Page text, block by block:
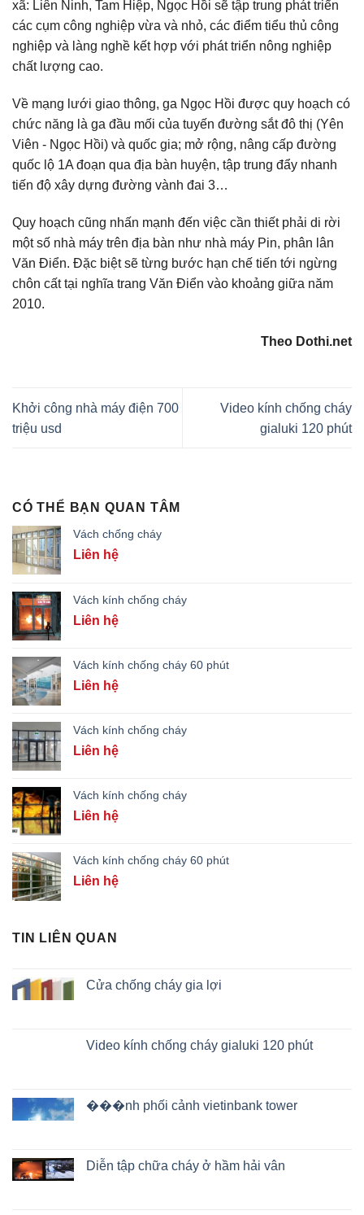
xã: Liên Ninh, Tam Hiệp, Ngọc Hồi sẽ tập trung phát triển
các cụm công nghiệp vừa và nhỏ, các điểm tiểu thủ công
nghiệp và làng nghề kết hợp với phát triển nông nghiệp
chất lượng cao.
Về mạng lưới giao thông, ga Ngọc Hồi được quy hoạch có
chức năng là ga đầu mối của tuyến đường sắt đô thị (Yên
Viên - Ngọc Hồi) và quốc gia; mở rộng, nâng cấp đường
quốc lộ 1A đoạn qua địa bàn huyện, tập trung đẩy nhanh
tiến độ xây dựng đường vành đai 3…
Quy hoạch cũng nhấn mạnh đến việc cần thiết phải di rời
một số nhà máy trên địa bàn như nhà máy Pin, phân lân
Văn Điển. Đặc biệt sẽ từng bước hạn chế tiến tới ngừng
chôn cất tại nghĩa trang Văn Điển vào khoảng giữa năm
2010.
Theo Dothi.net
Khởi công nhà máy điện 700
triệu usd
Video kính chống cháy
gialuki 120 phút
CÓ THỂ BẠN QUAN TÂM
Vách chống cháy
Liên hệ
Vách kính chống cháy
Liên hệ
Vách kính chống cháy 60 phút
Liên hệ
Vách kính chống cháy
Liên hệ
Vách kính chống cháy
Liên hệ
Vách kính chống cháy 60 phút
Liên hệ
TIN LIÊN QUAN
Cửa chống cháy gia lợi
Video kính chống cháy gialuki 120 phút
���nh phối cảnh vietinbank tower
Diễn tập chữa cháy ở hầm hải vân